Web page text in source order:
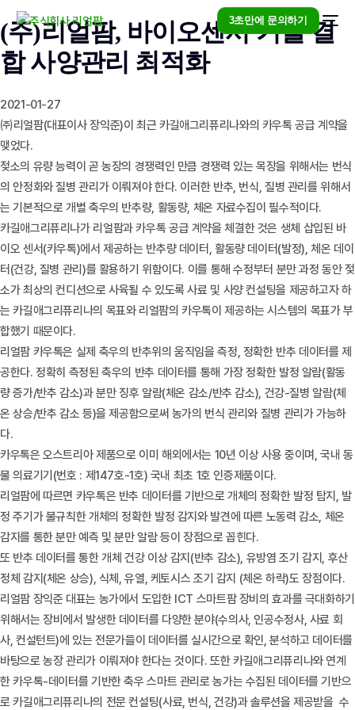
3초만에 문의하기
(주)리얼팜, 바이오센서 기술 결
합 사양관리 최적화
2021-01-27
㈜리얼팜(대표이사 장익준)이 최근 카길애그리퓨리나와의 카우톡 공급 계약을
맺었다.
젖소의 유량 능력이 곧 농장의 경쟁력인 만큼 경쟁력 있는 목장을 위해서는 번식
의 안정화와 질병 관리가 이뤄져야 한다. 이러한 반추, 번식, 질병 관리를 위해서
는 기본적으로 개별 축우의 반추량, 활동량, 체온 자료수집이 필수적이다.
카길애그리퓨리나가 리얼팜과 카우톡 공급 계약을 체결한 것은 생체 삽입된 바
이오 센서(카우톡)에서 제공하는 반추량 데이터, 활동량 데이터(발정), 체온 데이
터(건강, 질병 관리)를 활용하기 위함이다. 이를 통해 수정부터 분만 과정 동안 젖
소가 최상의 컨디션으로 사육될 수 있도록 사료 및 사양 컨설팅을 제공하고자 하
는 카길애그리퓨리나의 목표와 리얼팜의 카우톡이 제공하는 시스템의 목표가 부
합했기 때문이다.
리얼팜 카우톡은 실제 축우의 반추위의 움직임을 측정, 정확한 반추 데이터를 제
공한다. 정확히 측정된 축우의 반추 데이터를 통해 가장 정확한 발정 알람(활동
량 증가/반추 감소)과 분만 징후 알람(체온 감소/반추 감소), 건강-질병 알람(체
온 상승/반추 감소 등)을 제공함으로써 농가의 번식 관리와 질병 관리가 가능하
다.
카우톡은 오스트리아 제품으로 이미 해외에서는 10년 이상 사용 중이며, 국내 동
물 의료기기(번호 : 제147호-1호) 국내 최초 1호 인증제품이다.
리얼팜에 따르면 카우톡은 반추 데이터를 기반으로 개체의 정확한 발정 탐지, 발
정 주기가 불규칙한 개체의 정확한 발정 감지와 발견에 따른 노동력 감소, 체온
감지를 통한 분만 예측 및 분만 알람 등이 장점으로 꼽힌다.
또 반추 데이터를 통한 개체 건강 이상 감지(반추 감소), 유방염 조기 감지, 후산
정체 감지(체온 상승), 식체, 유열, 케토시스 조기 감지 (체온 하락)도 장점이다.
리얼팜 장익준 대표는 농가에서 도입한 ICT 스마트팜 장비의 효과를 극대화하기
위해서는 장비에서 발생한 데이터를 다양한 분야(수의사, 인공수정사, 사료 회
사, 컨설턴트)에 있는 전문가들이 데이터를 실시간으로 확인, 분석하고 데이터를
바탕으로 농장 관리가 이뤄져야 한다는 것이다. 또한 카길애그리퓨리나와 연계
한 카우톡-데이터를 기반한 축우 스마트 관리로 농가는 수집된 데이터를 기반으
로 카길애그리퓨리나의 전문 컨설팅(사료, 번식, 건강)과 솔루션을 제공받을 수